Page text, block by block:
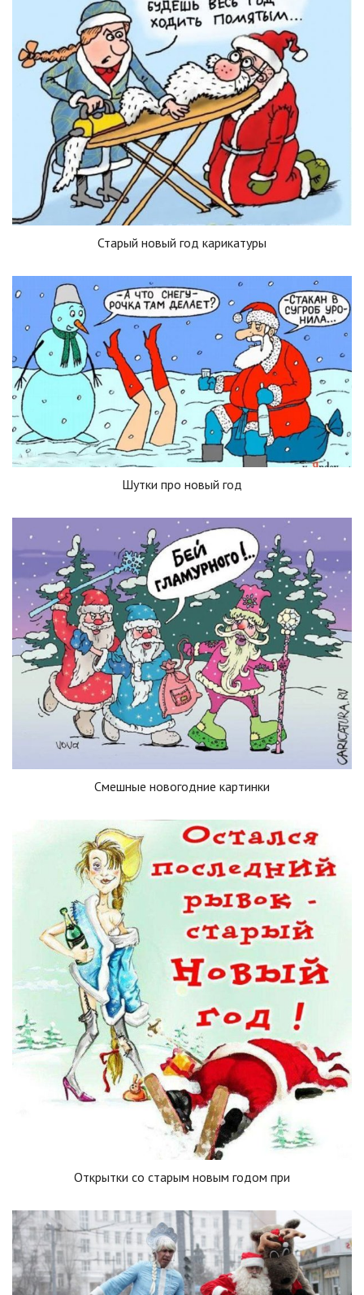
Старый новый год карикатуры
Шутки про новый год
Смешные новогодние картинки
Открытки со старым новым годом при